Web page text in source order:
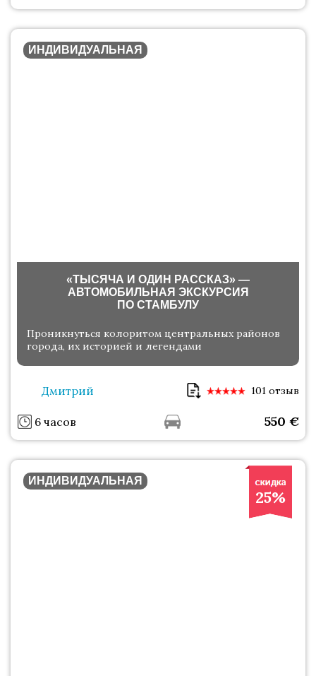
ИНДИВИДУАЛЬНАЯ
«ТЫСЯЧА И ОДИН РАССКАЗ» —
АВТОМОБИЛЬНАЯ ЭКСКУРСИЯ
ПО СТАМБУЛУ
Проникнуться колоритом центральных районов
города, их историей и легендами
Дмитрий 101 отзыв
6 часов 550 €
25%
ИНДИВИДУАЛЬНАЯ